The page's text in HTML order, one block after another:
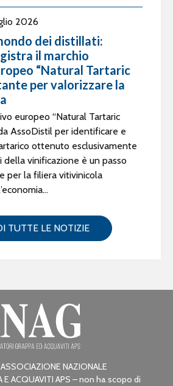
2026
dei distillati:
il marchio
“Natural Tartaric
per valorizzare la
europeo “Natural Tartaric
AssoDistil per identificare e
ottenuto esclusivamente
vinificazione è un passo
per la filiera vitivinicola
TUTTE LE NOTIZIE
NAZIONALE
E ACQUAVITI APS – non ha scopo di